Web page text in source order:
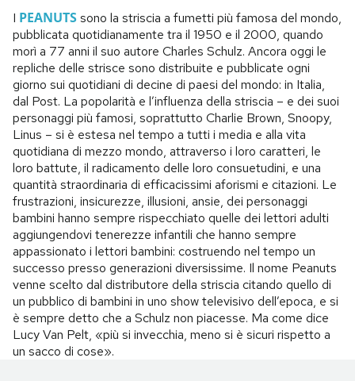
I PEANUTSsono la striscia a fumetti più famosa del mondo,
pubblicata quotidianamente tra il 1950 e il 2000, quando
morì a 77 anni il suo autore Charles Schulz. Ancora oggi le
repliche delle strisce sono distribuite e pubblicate ogni
giorno sui quotidiani di decine di paesi del mondo: in Italia,
dal Post. La popolarità e l’influenza della striscia – e dei suoi
personaggi più famosi, soprattutto Charlie Brown, Snoopy,
Linus – si è estesa nel tempo a tutti i media e alla vita
quotidiana di mezzo mondo, attraverso i loro caratteri, le
loro battute, il radicamento delle loro consuetudini, e una
quantità straordinaria di efficacissimi aforismi e citazioni. Le
frustrazioni, insicurezze, illusioni, ansie, dei personaggi
bambini hanno sempre rispecchiato quelle dei lettori adulti
aggiungendovi tenerezze infantili che hanno sempre
appassionato i lettori bambini: costruendo nel tempo un
successo presso generazioni diversissime. Il nome Peanuts
venne scelto dal distributore della striscia citando quello di
un pubblico di bambini in uno show televisivo dell’epoca, e si
è sempre detto che a Schulz non piacesse. Ma come dice
Lucy Van Pelt, «più si invecchia, meno si è sicuri rispetto a
un sacco di cose».